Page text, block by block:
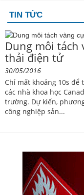
TIN TỨC
Dung môi tách
thải điện tử
30/05/2016
Chỉ mất khoảng 10s
các nhà khoa học
trường. Dự kiến,
công nghiệp sản...